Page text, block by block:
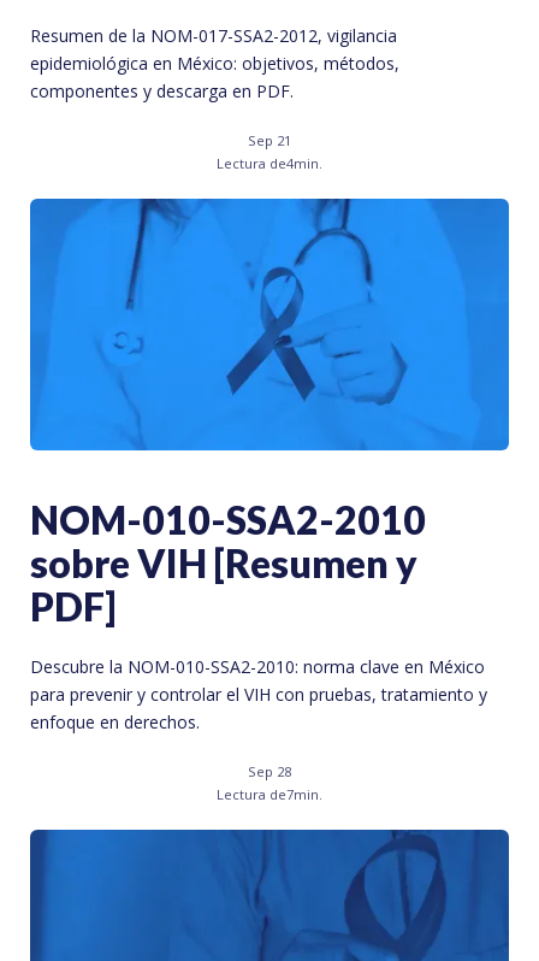
Resumen de la NOM-017-SSA2-2012, vigilancia
epidemiológica en México: objetivos, métodos,
componentes y descarga en PDF.
Sep 21
Lectura de4min.
NOM-010-SSA2-2010
sobre VIH [Resumen y
PDF]
Descubre la NOM-010-SSA2-2010: norma clave en México
para prevenir y controlar el VIH con pruebas, tratamiento y
enfoque en derechos.
Sep 28
Lectura de7min.